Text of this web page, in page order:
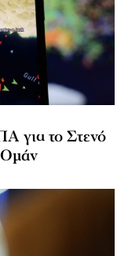
για το Στενό
Ομάν